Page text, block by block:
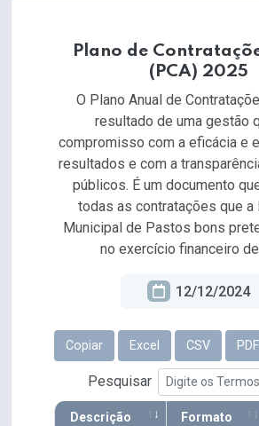
Plano de
(PCA) 2025
O Plano Anual de
resultado de uma gestão
compromisso com a eficácia e
resultados e com a
públicos. É um documento
todas as contratações que a
Municipal de Pastos bons
no exercício financeiro
12/12/2024
Copiar Excel CSV PDF
Pesquisar
Descrição Formato